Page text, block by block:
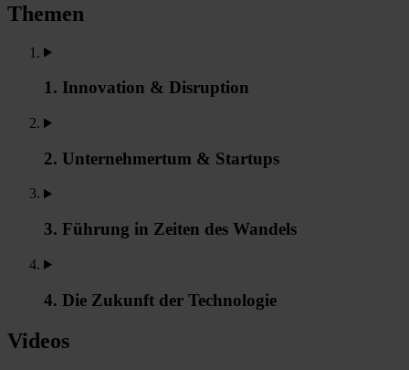
Themen
1. Innovation & Disruption
2. Unternehmertum & Startups
3. Führung in Zeiten des Wandels
4. Die Zukunft der Technologie
Videos